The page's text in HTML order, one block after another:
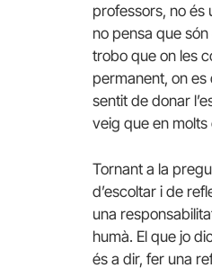
professors, no és
no pensa que
trobo que on les
permanent, on es
sentit de donar
veig que en molts
Tornant a la
d’escoltar i de
una
humà. El que jo
és a dir, fer una